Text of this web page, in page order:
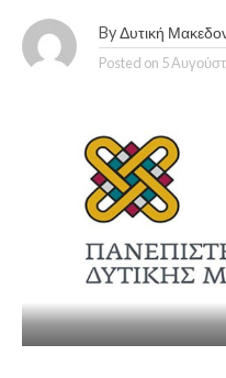
By Δυτική
Posted on 5